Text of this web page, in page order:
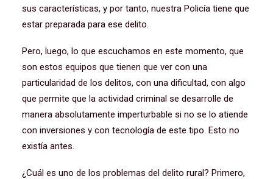
sus características, y por tanto, nuestra Policía tiene que
estar preparada para ese delito.
Pero, luego, lo que escuchamos en este momento, que
son estos equipos que tienen que ver con una
particularidad de los delitos, con una dificultad, con algo
que permite que la actividad criminal se desarrolle de
manera absolutamente imperturbable si no se lo atiende
con inversiones y con tecnología de este tipo. Esto no
existía antes.
¿Cuál es uno de los problemas del delito rural? Primero,